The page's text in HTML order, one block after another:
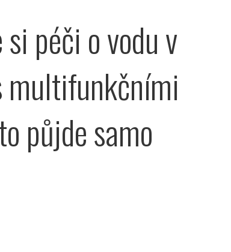
péči o vodu v
multifunkčními
půjde samo